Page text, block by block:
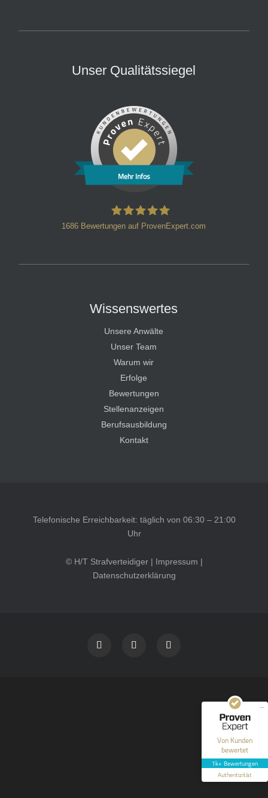
Unser Qualitätssiegel
Mehr Infos
1686 Bewertungen auf ProvenExpert.com
Wissenswertes
Unsere Anwälte
Unser Team
Warum wir
Erfolge
Bewertungen
Stellenanzeigen
Berufsausbildung
Kontakt
Telefonische Erreichbarkeit: täglich von 06:30 – 21:00
Uhr
© H/T Strafverteidiger | Impressum |
Datenschutzerklärung
Von Kunden
bewertet
1k+ Bewertungen
Authentizität
40
Bewertungen auf
ProvenExpert.com
Blick aufs ProvenExpert-Profil werfen